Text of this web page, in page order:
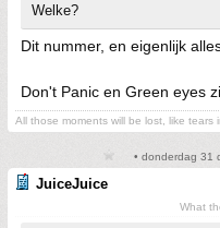
Welke?
Dit nummer, en eigenlijk
Don't Panic en Green eyes
All those moments will be lost, like tears
• donderdag 31
JuiceJuice
What